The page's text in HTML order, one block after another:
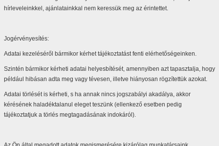
hírleveleinkkel, ajánlatainkkal nem keressük meg az érintettet.
Jogérvényesítés:
Adatai kezeléséről bármikor kérhet tájékoztatást fenti elérhetőségeinken.
Szintén bármikor kérheti adatai helyesbítését, amennyiben azt tapasztalja, hogy
például hibásan adta meg vagy tévesen, illetve hiányosan rögzítettük azokat.
Adatai törlését is kérheti, s ha annak nincs jogszabályi akadálya, akkor
kérésének haladéktalanul eleget teszünk (ellenkező esetben pedig
tájékoztatjuk a törlés megtagadásának indokáról).